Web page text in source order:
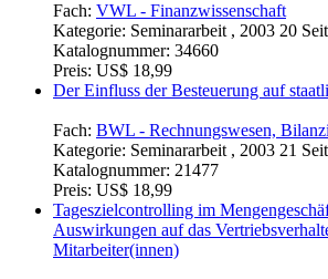
Fach: VWL - Finanzwissenschaft
Kategorie: Seminararbeit , 2003 20
Katalognummer: 34660
Preis: US$ 18,99
Der Einfluss der Besteuerung auf
Fach: BWL - Rechnungswesen,
Kategorie: Seminararbeit , 2003 21
Katalognummer: 21477
Preis: US$ 18,99
Tageszielcontrolling im
Auswirkungen auf das
Mitarbeiter(innen)